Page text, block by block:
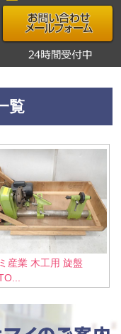
覧
産業 木工用 旋盤